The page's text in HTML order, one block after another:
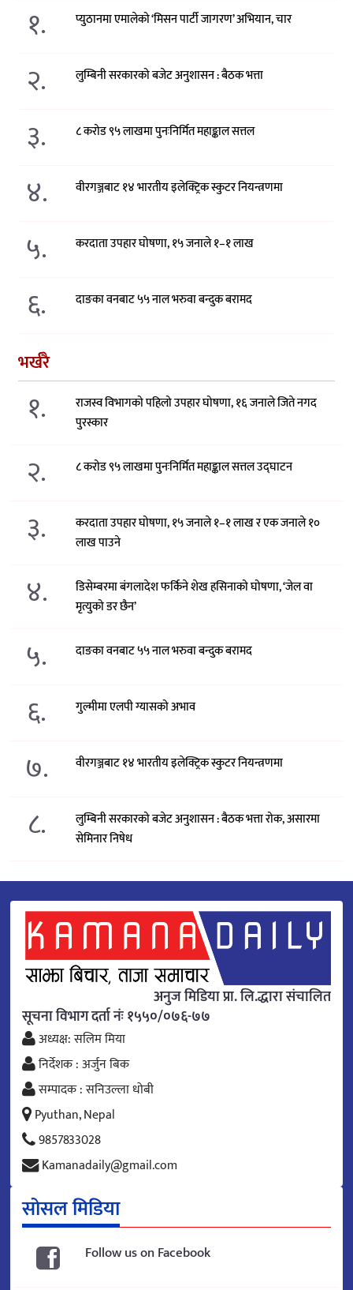
१. प्युठानमा एमालेको ‘मिसन पार्टी जागरण’ अभियान, चार
२. लुम्बिनी सरकारको बजेट अनुशासन : बैठक भत्ता
३. ८ करोड ९५ लाखमा पुनःनिर्मित महाङ्काल सत्तल
४. वीरगञ्जबाट १४ भारतीय इलेक्ट्रिक स्कुटर नियन्त्रणमा
५. करदाता उपहार घोषणा, १५ जनाले १–१ लाख
६. दाङका वनबाट ५५ नाल भरुवा बन्दुक बरामद
भर्खरै
१.
राजस्व विभागको पहिलो उपहार घोषणा, १६ जनाले जिते नगद
पुरस्कार
२. ८ करोड ९५ लाखमा पुनःनिर्मित महाङ्काल सत्तल उद्घाटन
३.
करदाता उपहार घोषणा, १५ जनाले १–१ लाख र एक जनाले १०
लाख पाउने
४.
डिसेम्बरमा बंगलादेश फर्किने शेख हसिनाको घोषणा, ‘जेल वा
मृत्युको डर छैन’
५. दाङका वनबाट ५५ नाल भरुवा बन्दुक बरामद
६. गुल्मीमा एलपी ग्यासको अभाव
७. वीरगञ्जबाट १४ भारतीय इलेक्ट्रिक स्कुटर नियन्त्रणमा
८.
लुम्बिनी सरकारको बजेट अनुशासन : बैठक भत्ता रोक, असारमा
सेमिनार निषेध
अनुज मिडिया प्रा. लि.द्धारा संचालित
सूचना विभाग दर्ता नंः १५५०/०७६-७७
अध्यक्ष: सलिम मिया
निर्देशक : अर्जुन बिक
सम्पादक : सनिउल्ला धोबी
Pyuthan, Nepal
9857833028
Kamanadaily@gmail.com
सोसल मिडिया
Follow us on Facebook